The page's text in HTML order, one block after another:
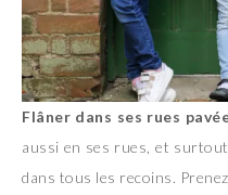
Flâner dans ses rues
aussi en ses rues, et
dans tous les recoins.